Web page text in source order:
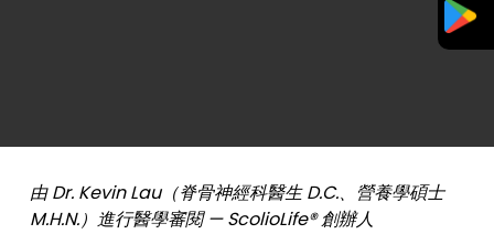
由 Dr. Kevin Lau（脊骨神經科醫生 D.C.、營養學碩士
M.H.N.）進行醫學審閱 — ScolioLife® 創辦人